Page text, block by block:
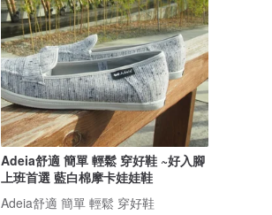
Adeia舒適 簡單 輕鬆 穿好鞋 ~好入腳
上班首選 藍白棉摩卡娃娃鞋
Adeia舒適 簡單 輕鬆 穿好鞋